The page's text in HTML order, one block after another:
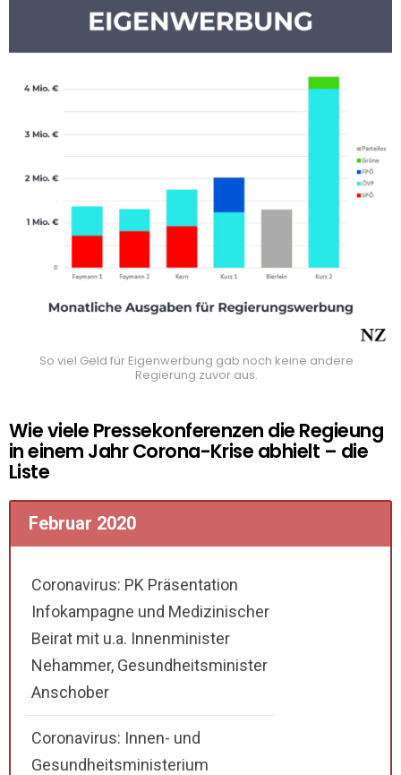
So viel Geld für Eigenwerbung gab noch keine andere
Regierung zuvor aus.
Wie viele Pressekonferenzen die Regieung
in einem Jahr Corona-Krise abhielt – die
Liste
Februar 2020
Coronavirus: PK Präsentation
Infokampagne und Medizinischer
Beirat mit u.a. Innenminister
Nehammer, Gesundheitsminister
Anschober
Coronavirus: Innen- und
Gesundheitsministerium